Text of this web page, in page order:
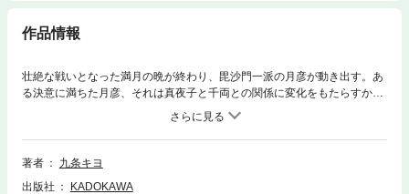
作品情報
壮絶な戦いとなった満月の晩が終わり、毘沙門一派の月彦が動き出す。あ
る決意に満ちた月彦、それは真夜子と千両との関係に変化をもたらすか？
そして、志萬家当主・安吾の体は、魔物に近づいていくのか…？
著者
九条キヨ
出版社
KADOKAWA